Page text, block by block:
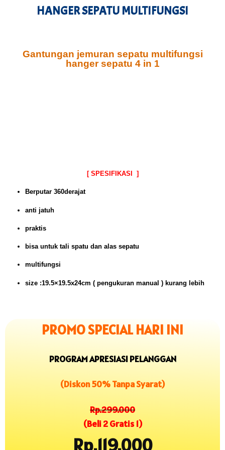
HANGER SEPATU MULTIFUNGSI
Gantungan jemuran sepatu multifungsi
hanger sepatu 4 in 1
[ SPESIFIKASI ]
Berputar 360derajat
anti jatuh
praktis
bisa untuk tali spatu dan alas sepatu
multifungsi
size :19.5×19.5x24cm ( pengukuran manual ) kurang lebih
PROMO SPECIAL HARI INI
PROGRAM APRESIASI PELANGGAN
(Diskon 50% Tanpa Syarat)
Rp.299.000
(Beli 2 Gratis 1)
Rp.119.000